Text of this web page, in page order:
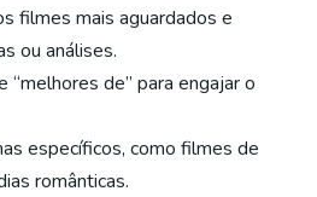
filmes mais aguardados e
ou análises.
“melhores de” para engajar o
específicos, como filmes de
românticas.